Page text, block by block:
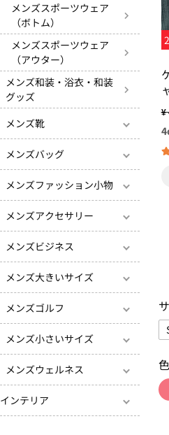
メンズスポーツウェア
（ボトム）
メンズスポーツウェア
（アウター）
メンズ和装・浴衣・和装
グッズ
メンズ靴
メンズバッグ
メンズファッション小物
メンズアクセサリー
メンズビジネス
メンズ大きいサイズ
メンズゴルフ
メンズ小さいサイズ
メンズウェルネス
インテリア
¥
4